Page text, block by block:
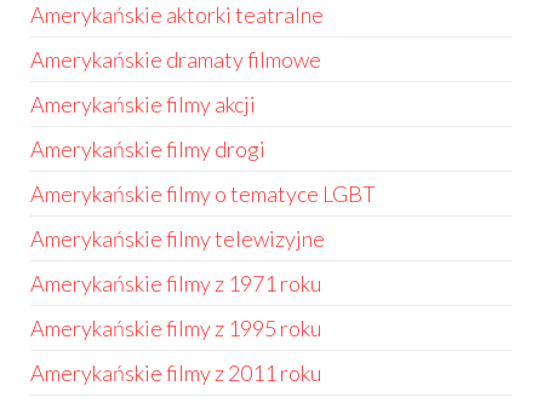
Amerykańskie aktorki teatralne
Amerykańskie dramaty filmowe
Amerykańskie filmy akcji
Amerykańskie filmy drogi
Amerykańskie filmy o tematyce LGBT
Amerykańskie filmy telewizyjne
Amerykańskie filmy z 1971 roku
Amerykańskie filmy z 1995 roku
Amerykańskie filmy z 2011 roku